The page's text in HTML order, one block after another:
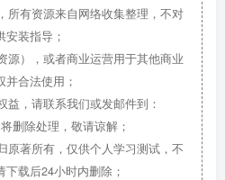
所有资源来自网络收集整理，不对
装指导；
源），或者商业运营用于其他商业
合法使用；
益，请联系我们或发邮件到：
删除处理，敬请谅解；
原著所有，仅供个人学习测试，不
载后24小时内删除；